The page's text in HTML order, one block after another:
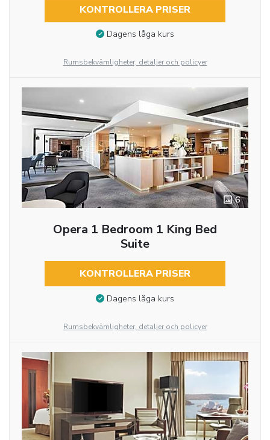
KONTROLLERA PRISER
Dagens låga kurs
Rumsbekvämligheter, detaljer och policyer
6
Opera 1 Bedroom 1 King Bed
Suite
KONTROLLERA PRISER
Dagens låga kurs
Rumsbekvämligheter, detaljer och policyer